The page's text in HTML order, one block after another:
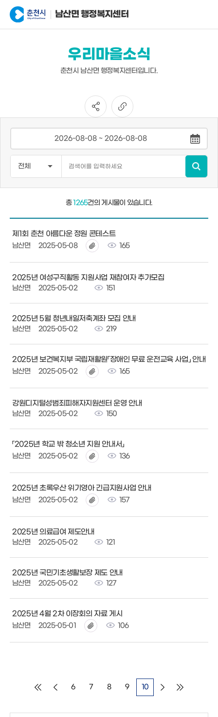
남산면 행정복지센터
우리마을소식
춘천시 남산면 행정복지센터입니다.
총1265건의 게시물이 있습니다.
제1회 춘천 아름다운 정원 콘테스트
남산면 2025-05-08 165
2025년 여성구직활동 지원사업 재참여자 추가모집
남산면 2025-05-02 151
2025년 5월 청년내일저축계좌 모집 안내
남산면 2025-05-02 219
2025년 보건복지부 국립재활원「장애인 무료 운전교육 사업」 안내
남산면 2025-05-02 165
강원디지털성범죄피해자지원센터 운영 안내
남산면 2025-05-02 150
「2025년 학교 밖 청소년 지원 안내서」
남산면 2025-05-02 136
2025년 초록우산 위기영아 긴급지원사업 안내
남산면 2025-05-02 157
2025년 의료급여 제도안내
남산면 2025-05-02 121
2025년 국민기초생활보장 제도 안내
남산면 2025-05-02 127
2025년 4월 2차 이장회의 자료 게시
남산면 2025-05-01 106
6 7 8 9 10